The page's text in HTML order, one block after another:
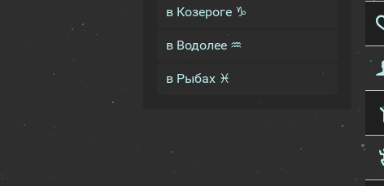
в Козероге ♑
в Водолее ♒
в Рыбах ♓